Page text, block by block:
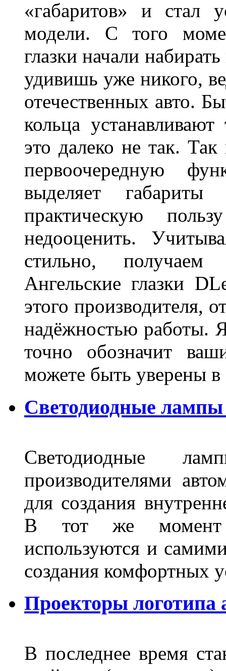
«габаритов» и стал
модели. С того
глазки начали
удивишь уже никого,
отечественных авто.
кольца
это далеко не так. Так
первоочередную
выделяет
практическую
недооценить.
стильно,
Ангельские глазки
этого производителя,
надёжностью работы.
точно обозначит
можете быть уверены
Светодиодные
Светодиодные
производителями
для создания
В тот же момент
используются и
создания комфортных
Проекторы логотипа
В последнее время